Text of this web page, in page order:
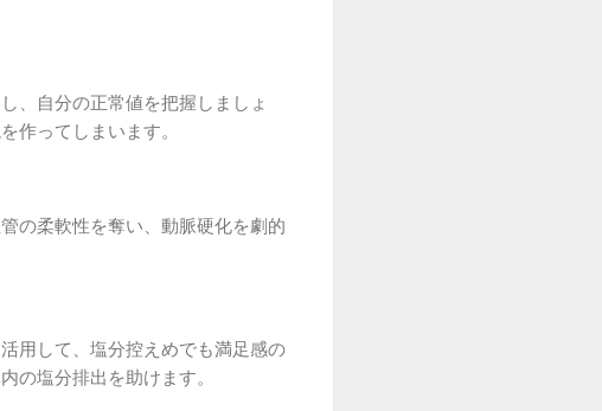
、自分の正常値を把握しましょ
作ってしまいます。
の柔軟性を奪い、動脈硬化を劇的
用して、塩分控えめでも満足感の
の塩分排出を助けます。